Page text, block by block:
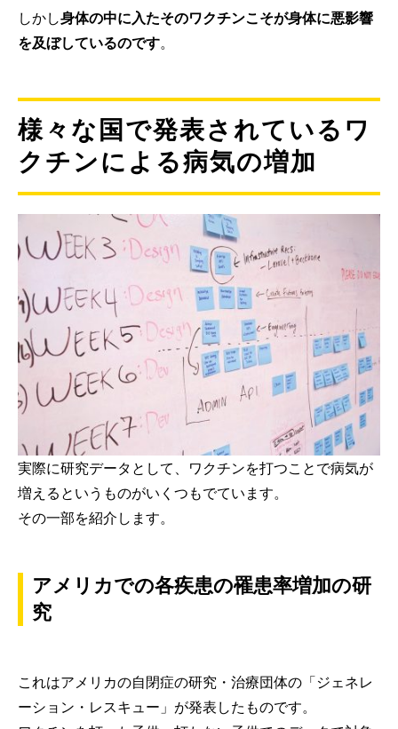
しかし身体の中に入たそのワクチンこそが身体に悪影響
を及ぼしているのです。
様々な国で発表されているワ
クチンによる病気の増加
実際に研究データとして、ワクチンを打つことで病気が
増えるというものがいくつもでています。
その一部を紹介します。
アメリカでの各疾患の罹患率増加の研
究
これはアメリカの自閉症の研究・治療団体の「ジェネレ
ーション・レスキュー」が発表したものです。